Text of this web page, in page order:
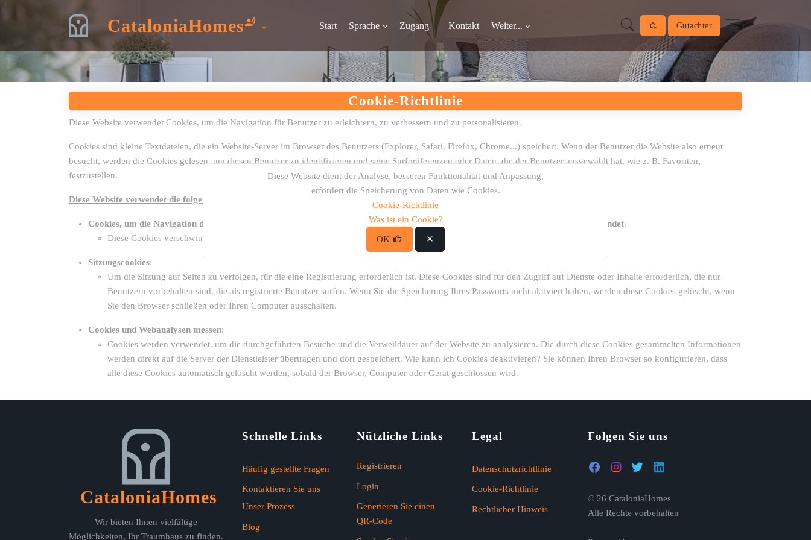
CataloniaHomes Start Sprache Zugang Kontakt Weiter... Gutachter
Cookie-Richtlinie
Diese Website verwendet Cookies, um die Navigation für Benutzer zu erleichtern, zu verbessern und zu personalisieren.
Cookies sind kleine Textdateien, die ein Website-Server im Browser des Benutzers (Explorer, Safari, Firefox, Chrome...) speichert. Wenn der Benutzer die Website also erneut
besucht, werden die Cookies gelesen, um diesen Benutzer zu identifizieren und seine Surfpräferenzen oder Daten, die der Benutzer ausgewählt hat, wie z. B. Favoriten,
festzustellen.
Diese Website verwendet die folgenden Cookies:
Cookies, um die Navigation des Benutzers zu erleichtern und sich zu merken, wo sich der Benutzer beim Surfen auf der Website befindet.
Diese Cookies verschwinden nach einer bestimmten Zeit.
Sitzungscookies:
Um die Sitzung auf Seiten zu verfolgen, für die eine Registrierung erforderlich ist. Diese Cookies sind für den Zugriff auf Dienste oder Inhalte erforderlich, die nur
Benutzern vorbehalten sind, die als registrierte Benutzer surfen. Wenn Sie die Speicherung Ihres Passworts nicht aktiviert haben, werden diese Cookies gelöscht, wenn
Sie den Browser schließen oder Ihren Computer ausschalten.
Cookies und Webanalysen messen:
Cookies werden verwendet, um die durchgeführten Besuche und die Verweildauer auf der Website zu analysieren. Die durch diese Cookies gesammelten Informationen
werden direkt auf die Server der Dienstleister übertragen und dort gespeichert. Wie kann ich Cookies deaktivieren? Sie können Ihren Browser so konfigurieren, dass
alle diese Cookies automatisch gelöscht werden, sobald der Browser, Computer oder Gerät geschlossen wird.
CataloniaHomes
Wir bieten Ihnen vielfältige
Möglichkeiten, Ihr Traumhaus zu finden.
Schnelle Links
Häufig gestellte Fragen
Kontaktieren Sie uns
Unser Prozess
Blog
Nützliche Links
Registrieren
Login
Generieren Sie einen
QR-Code
Legal
Datenschutzrichtlinie
Cookie-Richtlinie
Rechtlicher Hinweis
Folgen Sie uns
© 26 CataloniaHomes
Alle Rechte vorbehalten
Diese Website dient der Analyse, besseren Funktionalität und Anpassung,
erfordert die Speicherung von Daten wie Cookies.
Cookie-Richtlinie
Was ist ein Cookie?
OK